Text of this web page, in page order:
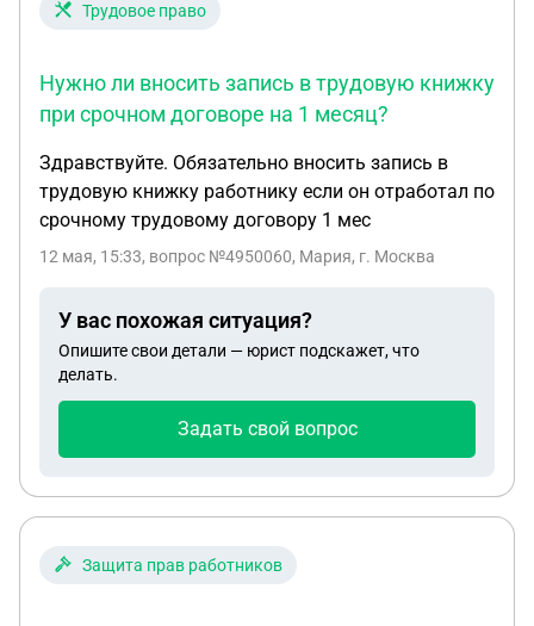
Трудовое право
Нужно ли вносить запись в трудовую книжку
при срочном договоре на 1 месяц?
Здравствуйте. Обязательно вносить запись в
трудовую книжку работнику если он отработал по
срочному трудовому договору 1 мес
12 мая, 15:33, вопрос №4950060, Мария, г. Москва
У вас похожая ситуация?
Опишите свои детали — юрист подскажет, что
делать.
Задать свой вопрос
Защита прав работников